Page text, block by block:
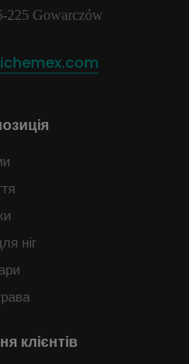
225 Gowarczów
ніг
клієнтів